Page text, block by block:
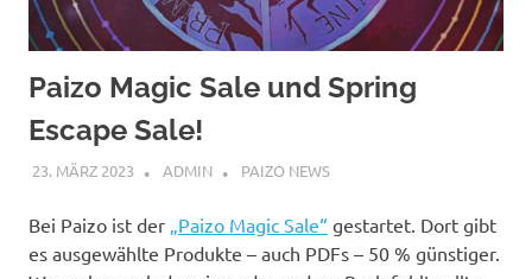
Paizo Magic Sale und Spring
Escape Sale!
23. MÄRZ 2023 ADMIN PAIZO NEWS
Bei Paizo ist der „Paizo Magic Sale“ gestartet. Dort gibt
es ausgewählte Produkte – auch PDFs – 50 % günstiger.